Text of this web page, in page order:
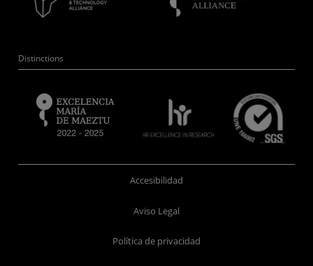
Distinctions
Accesibilidad
Aviso Legal
Política de privacidad